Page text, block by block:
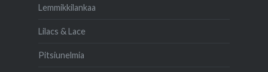
Lemmikkilankaa
Lilacs & Lace
Pitsiunelmia